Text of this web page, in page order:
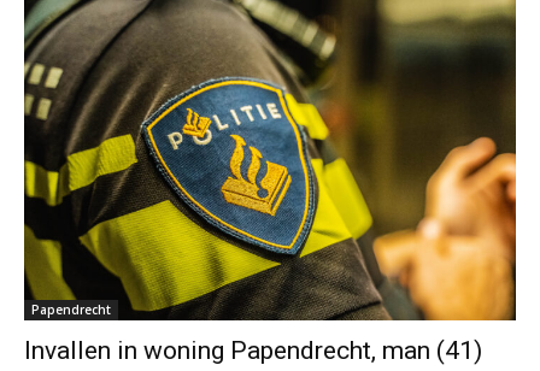
Papendrecht
Invallen in woning Papendrecht, man (41)